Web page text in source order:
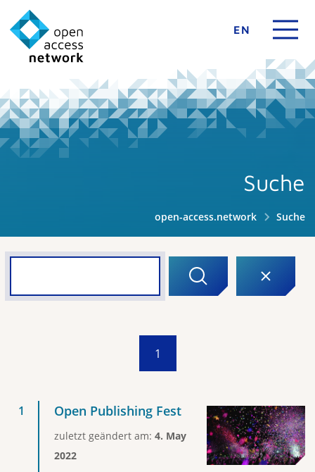
EN
Suche
open-access.network Suche
1
Open Publishing Fest
zuletzt geändert am: 4. May
2022